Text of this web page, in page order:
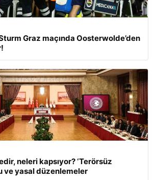
Graz maçında Oosterwolde’den
neleri kapsıyor? ‘Terörsüz
ve yasal düzenlemeler